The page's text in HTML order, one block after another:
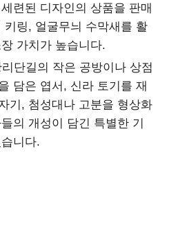
련된 디자인의 상품을 판매
키링, 얼굴무늬 수막새를 활
가치가 높습니다.
리단길의 작은 공방이나 상점
담은 엽서, 신라 토기를 재
기, 첨성대나 고분을 형상화
의 개성이 담긴 특별한 기
니다.